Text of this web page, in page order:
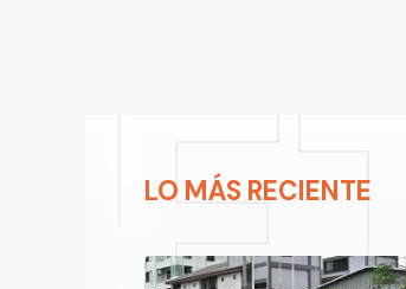
LO MÁS RECIENTE